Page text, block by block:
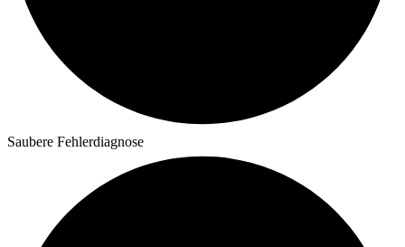
Saubere Fehlerdiagnose